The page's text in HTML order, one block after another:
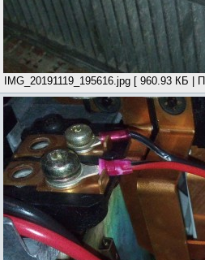
IMG_20191119_195616.jpg [ 960.93 КБ |